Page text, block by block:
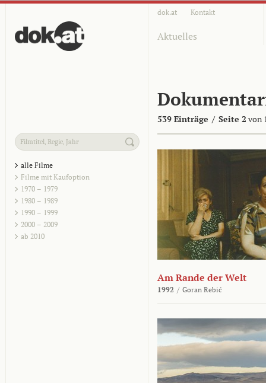
dok.at Kontakt
Aktuelles
539 Einträge / Seite 2 von
alle Filme
Filme mit Kaufoption
1970 – 1979
1980 – 1989
1990 – 1999
2000 – 2009
ab 2010
Am Rande der Welt
1992 / Goran Rebić